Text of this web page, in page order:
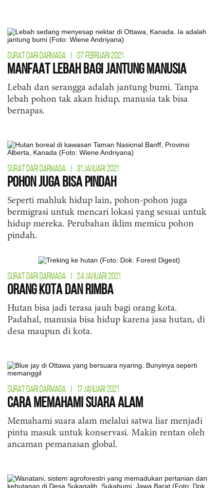
SURAT DARI DARMAGA 07 FEBRUARI 2021
Manfaat Lebah Bagi Jantung Manusia
Lebah dan serangga adalah jantung bumi. Tanpa
lebah pohon tak akan hidup, manusia tak bisa
bernapas.
SURAT DARI DARMAGA 31 JANUARI 2021
Pohon Juga Bisa Pindah
Seperti mahluk hidup lain, pohon-pohon juga
bermigrasi untuk mencari lokasi yang sesuai untuk
hidup mereka. Perubahan iklim memicu pohon
pindah.
SURAT DARI DARMAGA 24 JANUARI 2021
Orang Kota dan Rimba
Hutan bisa jadi terasa jauh bagi orang kota.
Padahal, manusia bisa hidup karena jasa hutan, di
desa maupun di kota.
SURAT DARI DARMAGA 17 JANUARI 2021
Cara Memahami Suara Alam
Memahami suara alam melalui satwa liar menjadi
pintu masuk untuk konservasi. Makin rentan oleh
ancaman pemanasan global.